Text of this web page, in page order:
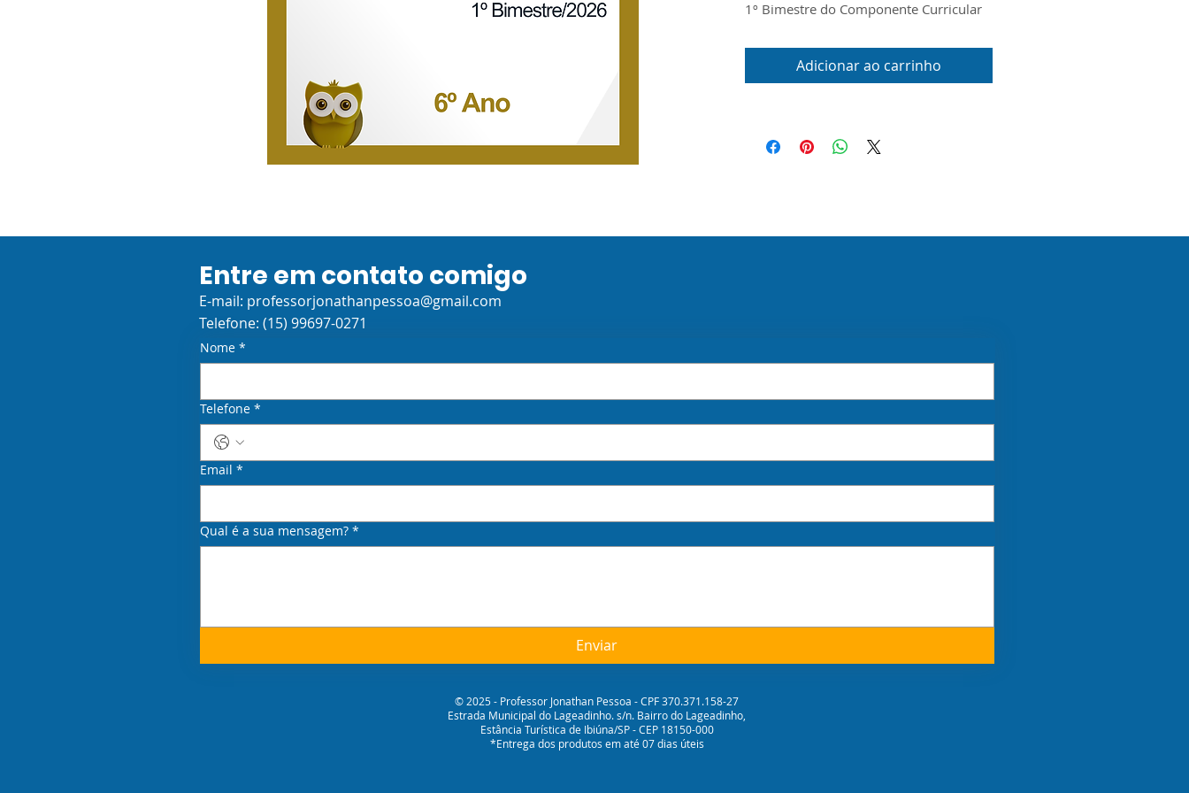
1º Bimestre do Componente Curricular
Ensino Fundamental Anos Finais. O
documento foi produzido conforme o
Adicionar ao carrinho
Entre em contato comigo
E-mail: professorjonathanpessoa@gmail.com
Telefone: (15) 99697-0271
Nome *
Telefone *
Email *
Qual é a sua mensagem? *
Enviar
© 2025 - Professor Jonathan Pessoa - CPF 370.371.158-27
Estrada Municipal do Lageadinho. s/n. Bairro do Lageadinho,
Estância Turística de Ibiúna/SP - CEP 18150-000
*Entrega dos produtos em até 07 dias úteis